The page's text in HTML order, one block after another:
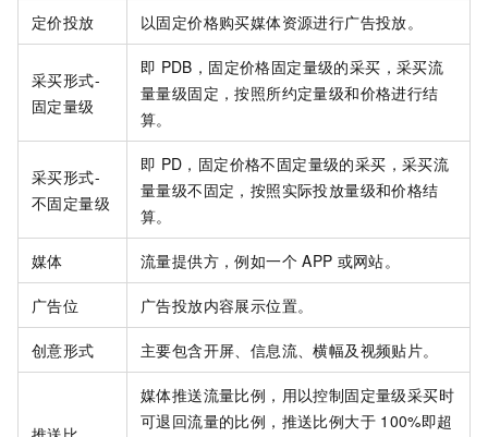
定价投放 以固定价格购买媒体资源进行广告投放。
采买形式-
固定量级
即 PDB，固定价格固定量级的采买，采买流
量量级固定，按照所约定量级和价格进行结
算。
采买形式-
不固定量级
即 PD，固定价格不固定量级的采买，采买流
量量级不固定，按照实际投放量级和价格结
算。
媒体 流量提供方，例如一个 APP 或网站。
广告位 广告投放内容展示位置。
创意形式 主要包含开屏、信息流、横幅及视频贴片。
媒体推送流量比例，用以控制固定量级采买时
可退回流量的比例，推送比例大于 100%即超